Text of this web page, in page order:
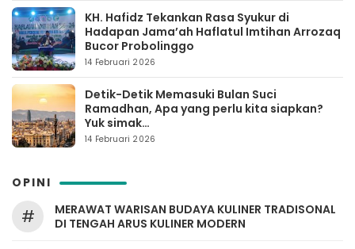
KH. Hafidz Tekankan Rasa Syukur di
Hadapan Jama’ah Haflatul Imtihan Arrozaq
Bucor Probolinggo
14 Februari 2026
Detik-Detik Memasuki Bulan Suci
Ramadhan, Apa yang perlu kita siapkan?
Yuk simak…
14 Februari 2026
OPINI
#
MERAWAT WARISAN BUDAYA KULINER TRADISONAL
DI TENGAH ARUS KULINER MODERN